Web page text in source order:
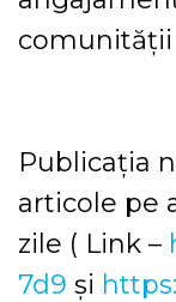
Publicația
articole pe
zile ( Link –
7d9 și